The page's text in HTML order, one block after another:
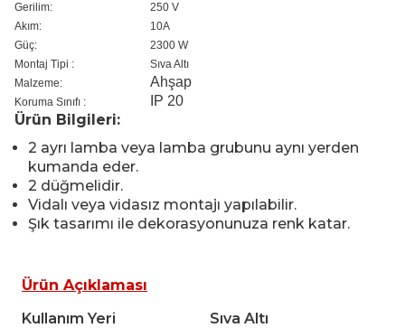
Gerilim:
250 V
Akım:
10A
Güç:
2300 W
Montaj Tipi :
Sıva Altı
Malzeme:
Ahşap
Koruma Sınıfı : IP 20
Ürün Bilgileri:
2 ayrı lamba veya lamba grubunu aynı yerden
kumanda eder.
2 düğmelidir.
Vidalı veya vidasız montajı yapılabilir.
Şık tasarımı ile dekorasyonunuza renk katar.
Ürün Açıklaması
Kullanım Yeri
Sıva Altı